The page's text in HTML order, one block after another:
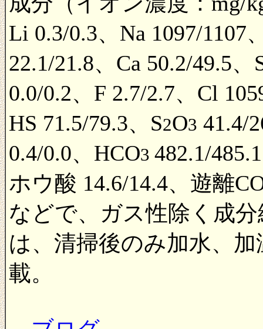
Li 0.3/0.3、Na 1097/1107
22.1/21.8、Ca 50.2/49.5
0.0/0.2、F 2.7/2.7、Cl
HS 71.5/79.3、S2O3 41.4/
0.4/0.0、HCO3 482.1/
ホウ酸 14.6/14.4、遊離
などで、ガス性除く成分
は、清掃後のみ加水、
載。